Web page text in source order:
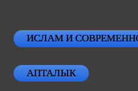
ИСЛАМ И
АПТАЛЫК